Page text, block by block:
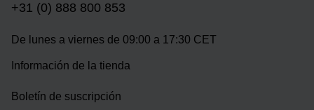
+31 (0) 888 800 853
De lunes a viernes de 09:00 a 17:30 CET
Información de la tienda
Boletín de suscripción